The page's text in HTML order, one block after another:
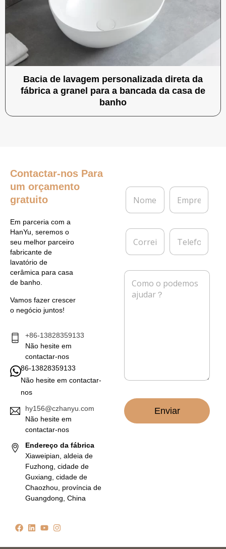
Bacia de lavagem personalizada direta da
fábrica a granel para a bancada da casa de
banho
Contactar-nos Para
um orçamento
gratuito
Em parceria com a
HanYu, seremos o
seu melhor parceiro
fabricante de
lavatório de
cerâmica para casa
de banho.
Vamos fazer crescer
o negócio juntos!
+86-13828359133
Não hesite em
contactar-nos
86-13828359133
Não hesite em contactar-
nos
hy156@czhanyu.com
Não hesite em
contactar-nos
Endereço da fábrica
Xiaweipian, aldeia de
Fuzhong, cidade de
Guxiang, cidade de
Chaozhou, província de
Guangdong, China
N
m
*
E
p
e
C
r
e
c
T
l
f
o
n
M
Enviar